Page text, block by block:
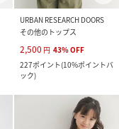
URBAN RESEARCH DOORS
その他のトップス
2,500 円 43%OFF
227ポイント(10%ポイントバ
ック)